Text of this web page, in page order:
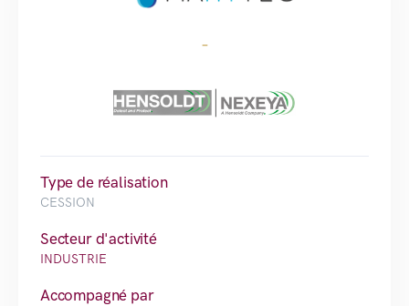
-
Type de réalisation
CESSION
Secteur d'activité
INDUSTRIE
Accompagné par